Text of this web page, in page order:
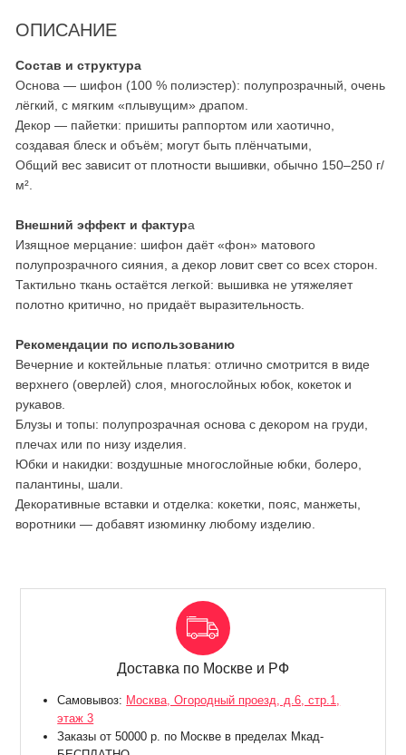
ОПИСАНИЕ
Состав и структура
Основа — шифон (100 % полиэстер): полупрозрачный, очень
лёгкий, с мягким «плывущим» драпом.
Декор — пайетки: пришиты раппортом или хаотично,
создавая блеск и объём; могут быть плёнчатыми,
Общий вес зависит от плотности вышивки, обычно 150–250 г/
м².
Внешний эффект и фактура
Изящное мерцание: шифон даёт «фон» матового
полупрозрачного сияния, а декор ловит свет со всех сторон.
Тактильно ткань остаётся легкой: вышивка не утяжеляет
полотно критично, но придаёт выразительность.
Рекомендации по использованию
Вечерние и коктейльные платья: отлично смотрится в виде
верхнего (оверлей) слоя, многослойных юбок, кокеток и
рукавов.
Блузы и топы: полупрозрачная основа с декором на груди,
плечах или по низу изделия.
Юбки и накидки: воздушные многослойные юбки, болеро,
палантины, шали.
Декоративные вставки и отделка: кокетки, пояс, манжеты,
воротники — добавят изюминку любому изделию.
Доставка по Москве и РФ
Самовывоз: Москва, Огородный проезд, д.6, стр.1,
этаж 3
Заказы от 50000 р. по Москве в пределах Мкад-